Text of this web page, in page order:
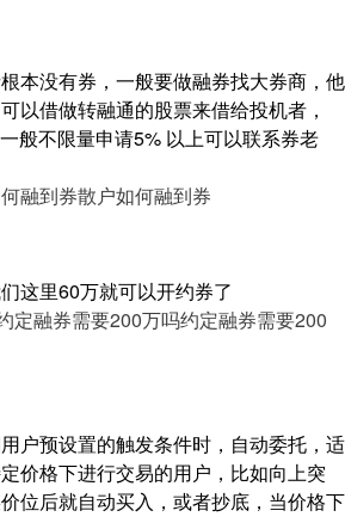
本没有券，一般要做融券找大券商，他
以借做转融通的股票来借给投机者，
般不限量申请5% 以上可以联系券老
融到券散户如何融到券
这里60万就可以开约券了
定融券需要200万吗约定融券需要200
户预设置的触发条件时，自动委托，适
价格下进行交易的用户，比如向上突
位后就自动买入，或者抄底，当价格下